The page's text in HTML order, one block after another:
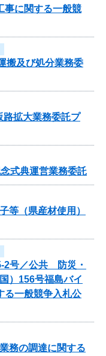
に関する一般競
搬及び処分業務委
路拡大業務委託プ
式典運営業務委託
等（県産材使用）
2号／公共 防災・
）156号福島バイ
一般競争入札公
務の調達に関する